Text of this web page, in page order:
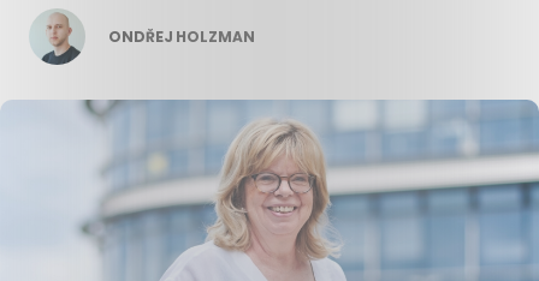
ONDŘEJ HOLZMAN